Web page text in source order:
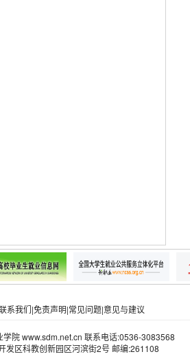
系我们|免责声明|常见问题|意见与建议
院 www.sdm.net.cn 联系电话:0536-3083568
发区科教创新园区河滨街2号 邮编:261108